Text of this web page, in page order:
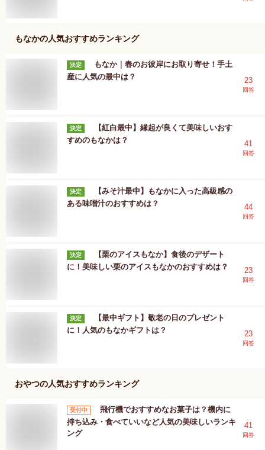
もなかの人気おすすめランキング
決定
もなか｜春のお彼岸にお取り寄せ！手土
産に人気の最中は？
23
回答
決定
【紅白最中】縁起が良くて美味しいおす
すめのもなかは？
41
回答
決定
【みそ汁最中】もなかに入った高級感の
ある味噌汁のおすすめは？
44
回答
決定
【栗のアイスもなか】食後のデザート
に！美味しい栗のアイスもなかのおすすめは？
23
回答
決定
【最中ギフト】敬老の日のプレゼント
に！人気のもなかギフトは？
23
回答
おやつの人気おすすめランキング
受付中
飛行機でおすすめなお菓子は？機内に
持ち込み・食べていいなど人気の美味しいランキ
ング
41
回答